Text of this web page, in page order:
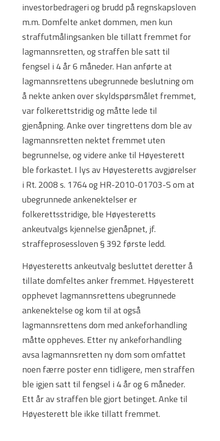
investorbedrageri og brudd på regnskapsloven
m.m. Domfelte anket dommen, men kun
straffutmålingsanken ble tillatt fremmet for
lagmannsretten, og straffen ble satt til
fengsel i 4 år 6 måneder. Han anførte at
lagmannsrettens ubegrunnede beslutning om
å nekte anken over skyldspørsmålet fremmet,
var folkerettstridig og måtte lede til
gjenåpning. Anke over tingrettens dom ble av
lagmannsretten nektet fremmet uten
begrunnelse, og videre anke til Høyesterett
ble forkastet. I lys av Høyesteretts avgjørelser
i Rt. 2008 s. 1764 og HR-2010-01703-S om at
ubegrunnede ankenektelser er
folkerettsstridige, ble Høyesteretts
ankeutvalgs kjennelse gjenåpnet, jf.
straffeprosessloven § 392 første ledd.
Høyesteretts ankeutvalg besluttet deretter å
tillate domfeltes anker fremmet. Høyesterett
opphevet lagmannsrettens ubegrunnede
ankenektelse og kom til at også
lagmannsrettens dom med ankeforhandling
måtte oppheves. Etter ny ankeforhandling
avsa lagmannsretten ny dom som omfattet
noen færre poster enn tidligere, men straffen
ble igjen satt til fengsel i 4 år og 6 måneder.
Ett år av straffen ble gjort betinget. Anke til
Høyesterett ble ikke tillatt fremmet.